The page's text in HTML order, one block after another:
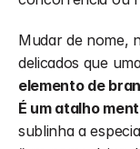
Mudar de nome,
delicados que
elemento de
É um atalho
sublinha a